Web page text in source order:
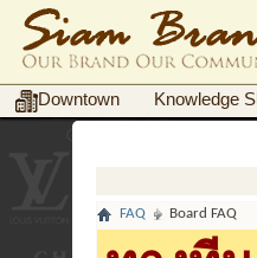
Downtown Knowledge
FAQ Board FAQ